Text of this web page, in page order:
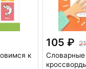
к
105
Словарные